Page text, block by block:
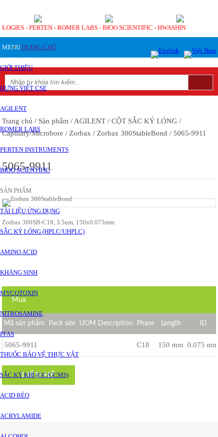
- PERTEN - ROMER LABS - BIOO SCIENTIFIC - HWASHIN
MENUTRANG CHỦ
GIỚI THIỆU
HƯNG VIỆT CSE
AGILENT
ROMER LABS
PERTEN INSTRUMENTS
BIOO SCIENTIFIC
SẢN PHẨM
TÀI LIỆU ỨNG DỤNG
SẮC KÝ LỎNG (HPLC/UHPLC)
AMINO ACID
KHÁNG SINH
MYCOTOXIN
NITROSAMINE
PFAS
THUỐC BẢO VỆ THỰC VẬT
SẮC KÝ KHÍ (GC/GCMS)
ACID BÉO
ACRYLAMIDE
Trang chủ / Sản phẩm / AGILENT / CỘT SẮC KÝ LỎNG /
Capillary/Microbore / Zorbax / Zorbax 300StableBond / 5065-9911
5065-9911
Zorbax 300SB-C18, 3.5um, 150x0.075mm
Mua
Mã sản phẩm Pack size UOM Description Phase Length ID
5065-9911 C18 150 mm 0.075
LIÊN HỆ